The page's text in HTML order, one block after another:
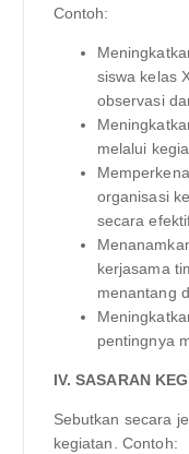
Contoh:
siswa kelas
observasi
melalui
organisasi
secara
kerjasama
menantang
pentingnya
IV. SASARAN
Sebutkan secara
kegiatan. Contoh: